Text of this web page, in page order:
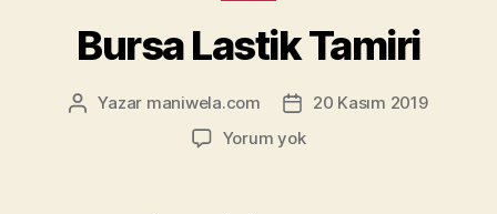
Bursa Lastik Tamiri
Yazının
Yazar maniwela.com
Yazı
tarihi
20 Kasım 2019
Yorum yokBursa